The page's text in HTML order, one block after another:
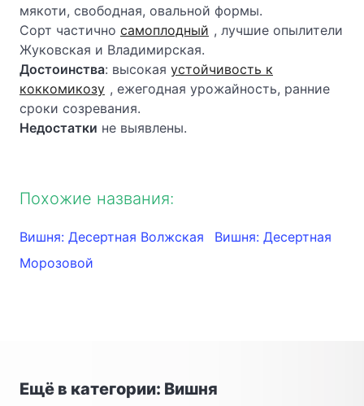
мякоти, свободная, овальной формы.
Сорт частично самоплодный , лучшие опылители
Жуковская и Владимирская.
Достоинства: высокая устойчивость к
коккомикозу , ежегодная урожайность, ранние
сроки созревания.
Недостатки не выявлены.
Похожие названия:
Вишня: Десертная Волжская
Вишня: Десертная
Морозовой
Ещё в категории: Вишня